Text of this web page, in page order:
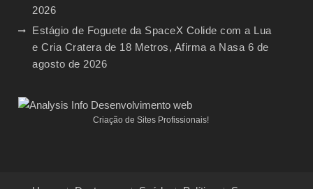
2026
Estágio de Foguete da SpaceX Colide com a Lua
e Cria Cratera de 18 Metros, Afirma a Nasa 6 de
agosto de 2026
Criação de Sites Profissionais!